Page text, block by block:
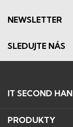
NEWSLETTER
SLEDUJTE NÁS
IT SECOND
PRODUKTY